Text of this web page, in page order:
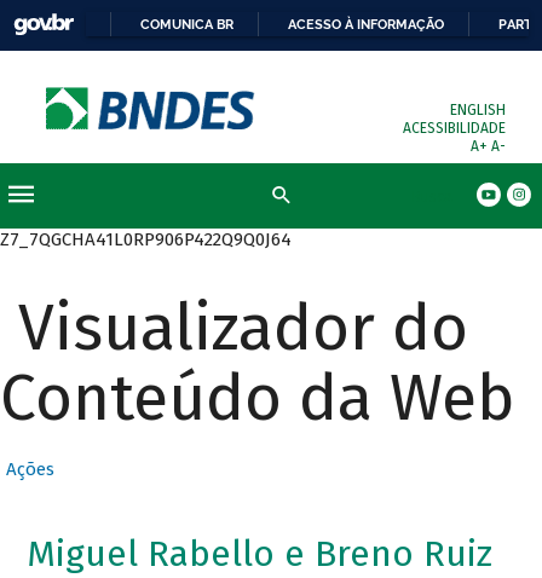
COMUNICA BR ACESSO À INFORMAÇÃO
ENGLISH
ACESSIBILIDADE
A+ A-
Z7_7QGCHA41L0RP906P422Q9Q0J64
Visualizador do
Conteúdo da Web
Ações
Miguel Rabello e Breno Ruiz